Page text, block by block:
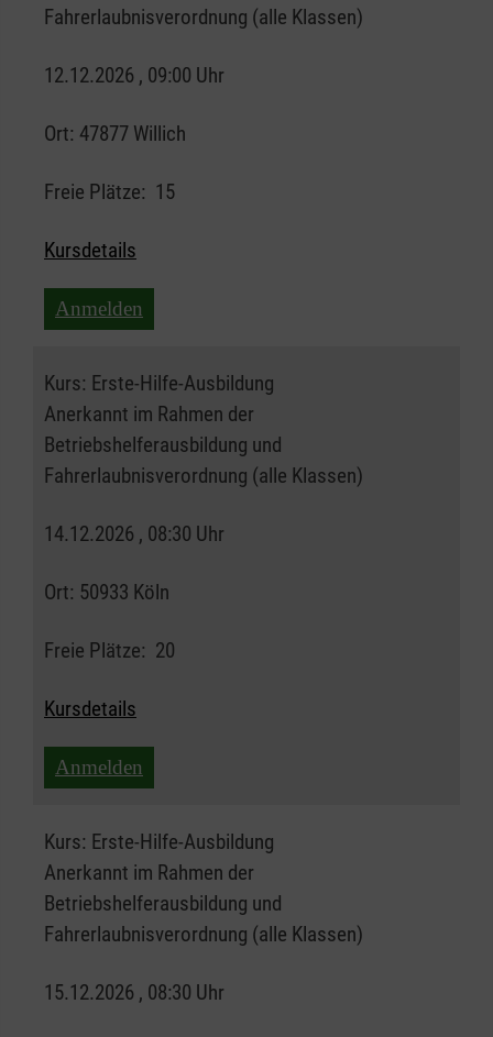
Fahrerlaubnisverordnung (alle Klassen)
12.12.2026 , 09:00 Uhr
Ort: 47877 Willich
Freie Plätze: 15
Kursdetails
Anmelden
Kurs: Erste-Hilfe-Ausbildung
Anerkannt im Rahmen der
Betriebshelferausbildung und
Fahrerlaubnisverordnung (alle Klassen)
14.12.2026 , 08:30 Uhr
Ort: 50933 Köln
Freie Plätze: 20
Kursdetails
Anmelden
Kurs: Erste-Hilfe-Ausbildung
Anerkannt im Rahmen der
Betriebshelferausbildung und
Fahrerlaubnisverordnung (alle Klassen)
15.12.2026 , 08:30 Uhr